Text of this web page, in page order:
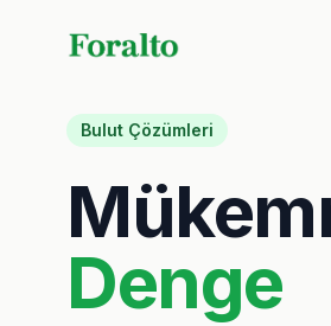
Bulut Çözümleri
Denge